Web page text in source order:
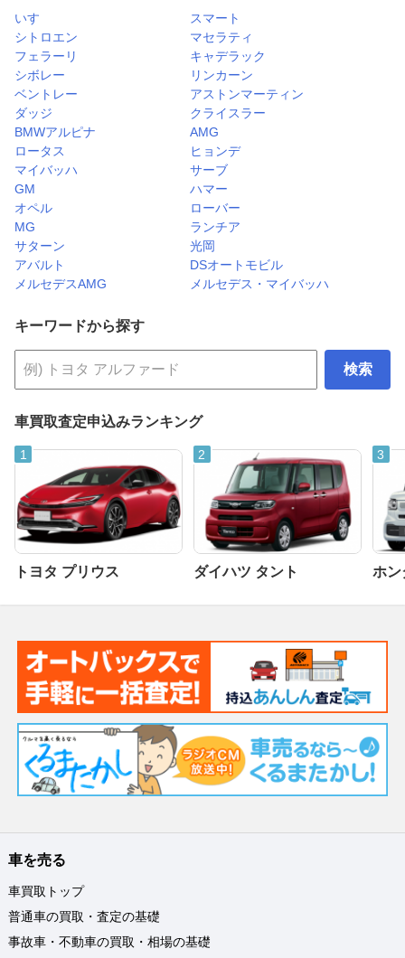
いすゞ
スマート
シトロエン
マセラティ
フェラーリ
キャデラック
シボレー
リンカーン
ベントレー
アストンマーティン
ダッジ
クライスラー
BMWアルピナ
AMG
ロータス
ヒョンデ
マイバッハ
サーブ
GM
ハマー
オペル
ローバー
MG
ランチア
サターン
光岡
アバルト
DSオートモビル
メルセデスAMG
メルセデス・マイバッハ
キーワードから探す
検索
車買取査定申込みランキング
トヨタ プリウス ダイハツ タント ホン
車を売る
車買取トップ
普通車の買取・査定の基礎
事故車・不動車の買取・相場の基礎